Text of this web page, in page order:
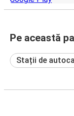
Pe această
Stații de